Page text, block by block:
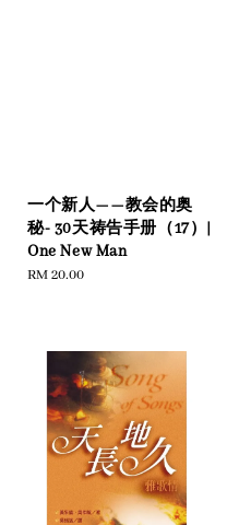
一个新人——教会的奥
秘- 30天祷告手册（17）|
One New Man
Regular
RM 20.00